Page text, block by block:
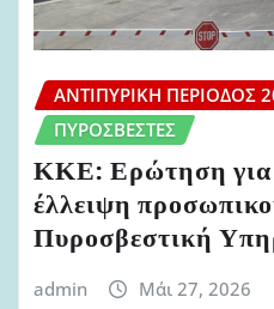
ΑΝΤΙΠΥΡΙΚΉ ΠΕΡΊΟΔΟΣ
ΠΥΡΟΣΒΈΣΤΕΣ
ΚΚΕ: Ερώτηση για
έλλειψη
Πυροσβεστική
admin Μάι 27, 2026